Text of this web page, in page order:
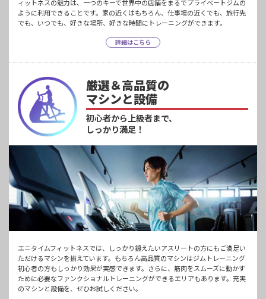
ィットネスの魅力は、一つのキーで世界中の店舗をまるでプライベートジムの
ように利用できることです。家の近くはもちろん、仕事場の近くでも、旅行先
でも、いつでも、好きな場所、好きな時間にトレーニングができます。
詳細はこちら
厳選＆高品質の
マシンと設備
初心者から上級者まで、
しっかり満足！
エニタイムフィットネスでは、しっかり鍛えたいアスリートの方にもご満足い
ただけるマシンを揃えています。もちろん高品質のマシンはジムトレーニング
初心者の方もしっかり効果が実感できます。さらに、筋肉をスムーズに動かす
ために必要なファンクショナルトレーニングができるエリアもあります。充実
のマシンと設備を、ぜひお試しください。